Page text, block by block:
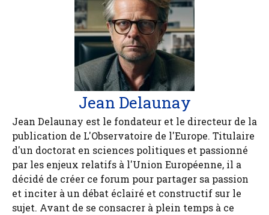
Jean Delaunay
Jean Delaunay est le fondateur et le directeur de la
publication de L'Observatoire de l'Europe. Titulaire
d'un doctorat en sciences politiques et passionné
par les enjeux relatifs à l'Union Européenne, il a
décidé de créer ce forum pour partager sa passion
et inciter à un débat éclairé et constructif sur le
sujet. Avant de se consacrer à plein temps à ce